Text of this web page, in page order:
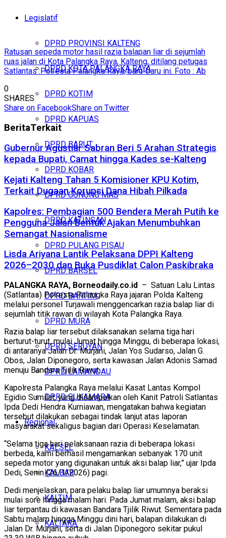
Legislatif
DPRD PROVINSI KALTENG
DPRD KOTA PALANGKA RAYA
DPRD KOTIM
DPRD KAPUAS
DPRD BARUT
DPRD KOBAR
DPRD GUNUNG MAS
DPRD KATINGAN
DPRD PULANG PISAU
DPRD BARSEL
DPRD BARTIM
DPRD MURA
DPRD SERUYAN
DPRD LAMANDAU
DPRD SUKAMARA
Regional
KALSEL
KALBAR
KALTIM
KALTARA
Ratusan sepeda motor hasil razia balapan liar di sejumlah
ruas jalan di Kota Palangka Raya, Kalteng, ditilang petugas
Satlantas :Polresta Palangka Raya, baru-baru ini. Foto : Ab
0
SHARES
Share on FacebookShare on Twitter
BeritaTerkait
Gubernur Agustiar Sabran Beri 5 Arahan Strategis
kepada Bupati, Camat hingga Kades se-Kalteng
Kejati Kalteng Tahan 5 Komisioner KPU Kotim,
Terkait Dugaan Korupsi Dana Hibah Pilkada
Kapolres: Pembagian 500 Bendera Merah Putih ke
Pengguna Jalan Bentuk Ajakan Menumbuhkan
Semangat Nasionalisme
Lisda Ariyana Lantik Pelaksana DPPI Kalteng
2026–2030 dan Buka Pusdiklat Calon Paskibraka
PALANGKA RAYA, Borneodaily.co.id – Satuan Lalu Lintas
(Satlantas) Polresta Palangka Raya jajaran Polda Kalteng
melalui personel Turjawali menggencarkan razia balap liar di
sejumlah titik rawan di wilayah Kota Palangka Raya.
Razia balap liar tersebut dilaksanakan selama tiga hari
berturut-turut, mulai Jumat hingga Minggu, di beberapa lokasi,
di antaranya Jalan Dr. Murjani, Jalan Yos Sudarso, Jalan G.
Obos, Jalan Diponegoro, serta kawasan Jalan Adonis Samad
menuju Bandara Tjilik Riwut.
Kapolresta Palangka Raya melalui Kasat Lantas Kompol
Egidio Sumilat, yang disampaikan oleh Kanit Patroli Satlantas
Ipda Dedi Hendra Kurniawan, mengatakan bahwa kegiatan
tersebut dilakukan sebagai tindak lanjut atas laporan
masyarakat sekaligus bagian dari Operasi Keselamatan.
“Selama tiga hari pelaksanaan razia di beberapa lokasi
berbeda, kami berhasil mengamankan sebanyak 170 unit
sepeda motor yang digunakan untuk aksi balap liar,” ujar Ipda
Dedi, Senin (26/1/2026) pagi.
Dedi menjelaskan, para pelaku balap liar umumnya beraksi
mulai sore hingga malam hari. Pada Jumat malam, aksi balap
liar terpantau di kawasan Bandara Tjilik Riwut. Sementara pada
Sabtu malam hingga Minggu dini hari, balapan dilakukan di
Jalan Dr. Murjani, serta di Jalan Diponegoro sekitar pukul